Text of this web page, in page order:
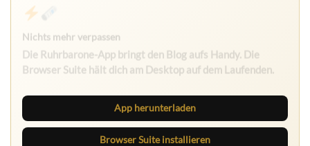
Neue Beiträge, Debatten und Revierstoff: auf dem Handy
mit der App, am Rechner mit der Browser Suite.
App herunterladen
Browser Suite installieren